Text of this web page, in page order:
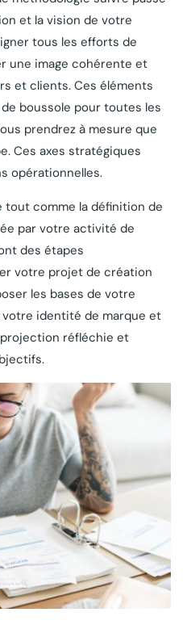
et la vision de votre
tous les efforts de
une image cohérente et
et clients. Ces éléments
boussole pour toutes les
prendrez à mesure que
Ces axes stratégiques
opérationnelles.
tout comme la définition de
par votre activité de
des étapes
votre projet de création
les bases de votre
identité de marque et
réfléchie et